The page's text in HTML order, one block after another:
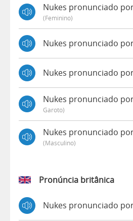
Nukes pronunciado
(feminino)
Nukes pronunciado
Nukes pronunciado
Nukes pronunciado
Garoto)
Nukes pronunciado
(masculino)
Pronúncia britânica
Nukes pronunciado